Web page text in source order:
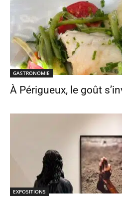
GASTRONOMIE
À Périgueux, le goût
EXPOSITIONS